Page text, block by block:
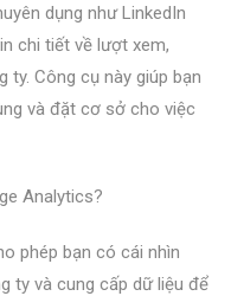
dụng như LinkedIn
chi tiết về lượt xem,
ty. Công cụ này giúp bạn
và đặt cơ sở cho việc
Analytics?
phép bạn có cái nhìn
ty và cung cấp dữ liệu để